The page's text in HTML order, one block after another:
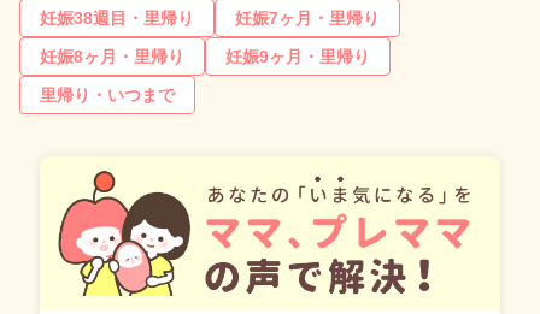
妊娠38週目・里帰り
妊娠7ヶ月・里帰り
妊娠8ヶ月・里帰り
妊娠9ヶ月・里帰り
里帰り・いつまで